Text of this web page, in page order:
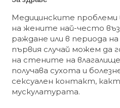
Медицинските
на жените най-често
раждане или в периода
първия случай можем да
на стените на
получава сухота и
сексуален контакт,
мускулатурата.